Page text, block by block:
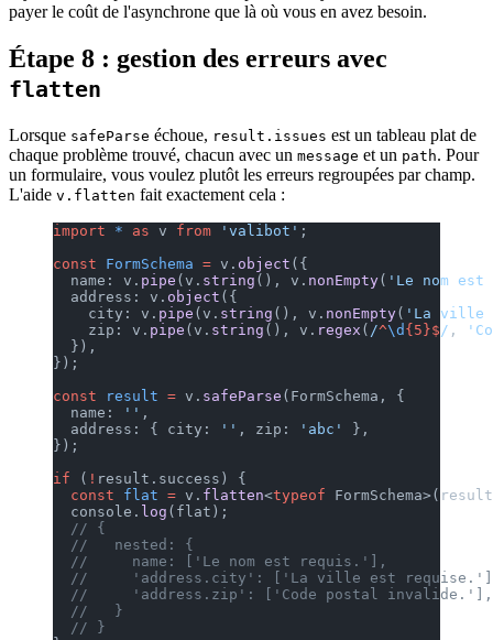
payer le coût de l'asynchrone que là où vous en avez besoin.
Étape 8 : gestion des erreurs avec
flatten
Lorsque safeParse échoue, result.issues est un tableau plat de
chaque problème trouvé, chacun avec un message et un path. Pour
un formulaire, vous voulez plutôt les erreurs regroupées par champ.
L'aide v.flatten fait exactement cela :
import * as v from 'valibot' ;
const FormSchema = v. object ({
  name: v.
pipe (v. string (), v. nonEmpty( 'Le nom
  address: v.
object ({
    city: v.
pipe (v. string (), v. nonEmpty( 'La ville
    zip: v.
pipe (v. string (), v. regex ( /^\d {5}$ / ,
  }),
});
const result = v. safeParse (FormSchema, {
  name:
'' ,
  address: { city:
'' , zip: 'abc'
},
});
if ( ! result.success) {
  const
flat = v. flatten<typeof
  console.
log (flat);
  // {
  //   nested: {
  //     name: ['Le nom est requis.'],
//     'address.city': ['La ville est
  //     'address.zip': ['Code postal invalide.'],
  //   }
  // }